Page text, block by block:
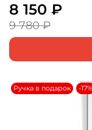
8 150 ₽
9 780 ₽
Ручка в подарок -17%